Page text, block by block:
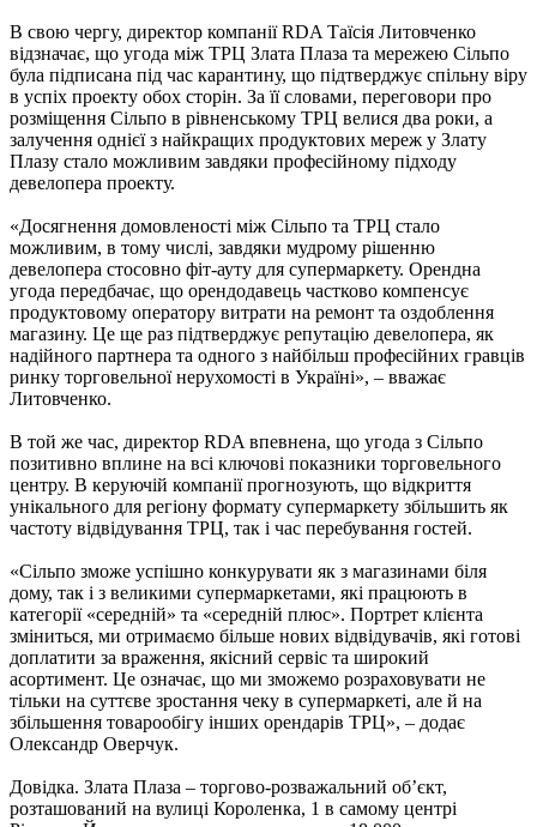
В свою чергу, директор компанії RDA Таїсія Литовченко
відзначає, що угода між ТРЦ Злата Плаза та мережею Сільпо
була підписана під час карантину, що підтверджує спільну віру
в успіх проекту обох сторін. За її словами, переговори про
розміщення Сільпо в рівненському ТРЦ велися два роки, а
залучення однієї з найкращих продуктових мереж у Злату
Плазу стало можливим завдяки професійному підходу
девелопера проекту.
«Досягнення домовленості між Сільпо та ТРЦ стало
можливим, в тому числі, завдяки мудрому рішенню
девелопера стосовно фіт-ауту для супермаркету. Орендна
угода передбачає, що орендодавець частково компенсує
продуктовому оператору витрати на ремонт та оздоблення
магазину. Це ще раз підтверджує репутацію девелопера, як
надійного партнера та одного з найбільш професійних гравців
ринку торговельної нерухомості в Україні», – вважає
Литовченко.
В той же час, директор RDA впевнена, що угода з Сільпо
позитивно вплине на всі ключові показники торговельного
центру. В керуючій компанії прогнозують, що відкриття
унікального для регіону формату супермаркету збільшить як
частоту відвідування ТРЦ, так і час перебування гостей.
«Сільпо зможе успішно конкурувати як з магазинами біля
дому, так і з великими супермаркетами, які працюють в
категорії «середній» та «середній плюс». Портрет клієнта
зміниться, ми отримаємо більше нових відвідувачів, які готові
доплатити за враження, якісний сервіс та широкий
асортимент. Це означає, що ми зможемо розраховувати не
тільки на суттєве зростання чеку в супермаркеті, але й на
збільшення товарообігу інших орендарів ТРЦ», – додає
Олександр Оверчук.
Довідка. Злата Плаза – торгово-розважальний об’єкт,
розташований на вулиці Короленка, 1 в самому центрі